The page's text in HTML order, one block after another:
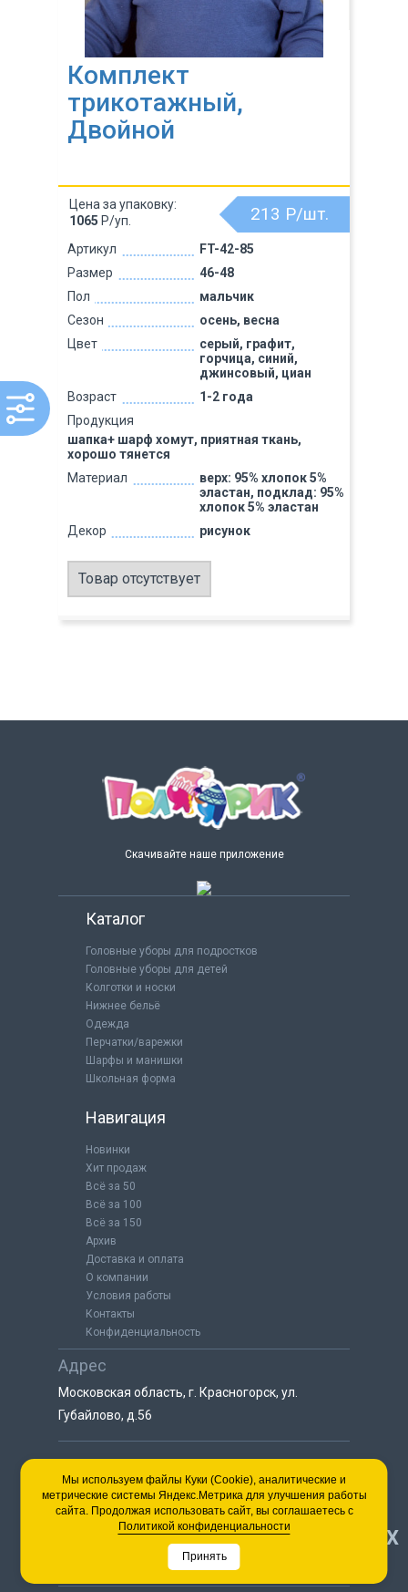
Комплект
трикотажный,
Двойной
Артикул
FT-42-85
Размер
46-48
Пол
мальчик
Сезон
осень, весна
Цвет
серый, графит,
горчица, синий,
джинсовый, циан
Возраст
1-2 года
Продукция
шапка+ шарф хомут, приятная ткань,
хорошо тянется
Материал
верх: 95% хлопок 5%
эластан, подклад: 95%
хлопок 5% эластан
Декор
рисунок
213 Р/шт.
Цена за упаковку:
1065 Р/уп.
Товар отсутствует
Скачивайте наше приложение
Каталог
Головные уборы для подростков
Головные уборы для детей
Колготки и носки
Нижнее бельё
Одежда
Перчатки/варежки
Шарфы и манишки
Школьная форма
Навигация
Новинки
Хит продаж
Всё за 50
Всё за 100
Всё за 150
Архив
Доставка и оплата
О компании
Условия работы
Контакты
Конфиденциальность
Адрес
Московская область, г. Красногорск, ул.
Губайлово, д.56
8 (925) 064-55-25
пн-сб с 9:00 до 18:00
8 (495) 563-03-35
пн-сб с 9:00 до 18:00 НАВЕРХ
Мы используем файлы Куки (Cookie), аналитические и
метрические системы Яндекс.Метрика для улучшения работы
сайта. Продолжая использовать сайт, вы соглашаетесь с
Политикой конфиденциальности
Принять